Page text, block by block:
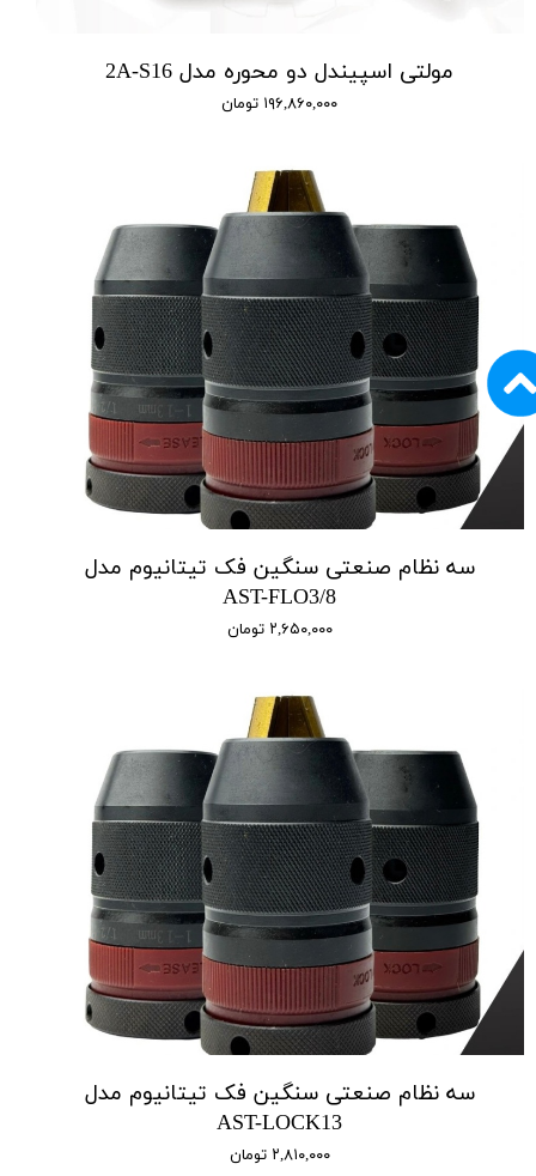
مولتی اسپیندل دو محوره مدل 2A-S16
۱۹۶,۸۶۰,۰۰۰ تومان
سه نظام صنعتی سنگین فک تیتانیوم مدل
AST-FLO3/8
۲,۶۵۰,۰۰۰ تومان
سه نظام صنعتی سنگین فک تیتانیوم مدل
AST-LOCK13
۲,۸۱۰,۰۰۰ تومان